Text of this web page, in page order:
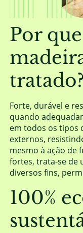
Por
tratado?
Forte, durável e
quando
em todos os tipos
externos,
mesmo à ação de
fortes, trata-se de
diversos fins,
100%